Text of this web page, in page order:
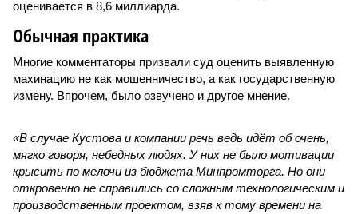
оценивается в 8,6 миллиарда.
Обычная практика
Многие комментаторы призвали суд оценить выявленную
махинацию не как мошенничество, а как государственную
измену. Впрочем, было озвучено и другое мнение.
«В случае Кустова и компании речь ведь идёт об очень,
мягко говоря, небедных людях. У них не было мотивации
крысить по мелочи из бюджета Минпромторга. Но они
откровенно не справились со сложным технологическим и
производственным проектом, взяв к тому времени на